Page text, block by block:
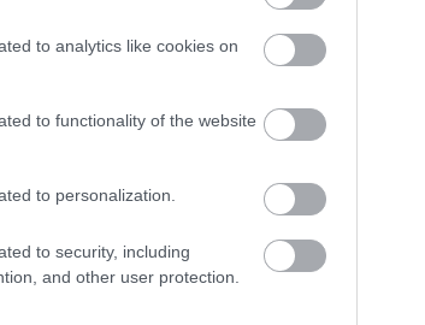
to analytics like cookies on
to functionality of the website
to personalization.
to security, including
and other user protection.
fel és
Így használd cikkeinket...